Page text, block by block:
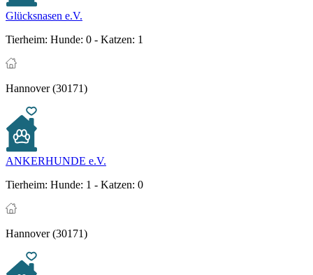
Glücksnasen e.V.
Tierheim: Hunde: 0 - Katzen: 1
Hannover (30171)
ANKERHUNDE e.V.
Tierheim: Hunde: 1 - Katzen: 0
Hannover (30171)